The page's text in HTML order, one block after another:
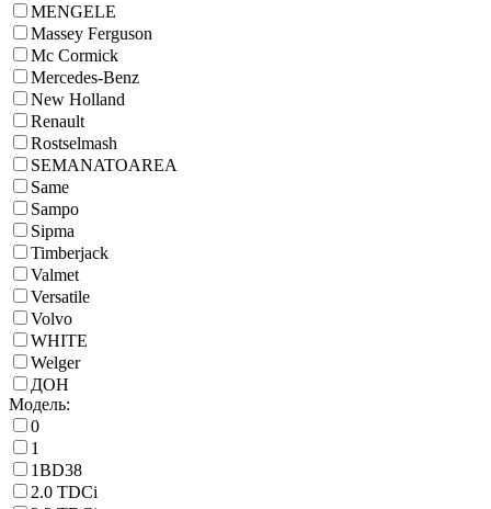
MENGELE
Massey Ferguson
Mc Cormick
Mercedes-Benz
New Holland
Renault
Rostselmash
SEMANATOAREA
Same
Sampo
Sipma
Timberjack
Valmet
Versatile
Volvo
WHITE
Welger
ДОН
Модель:
0
1
1BD38
2.0 TDCi